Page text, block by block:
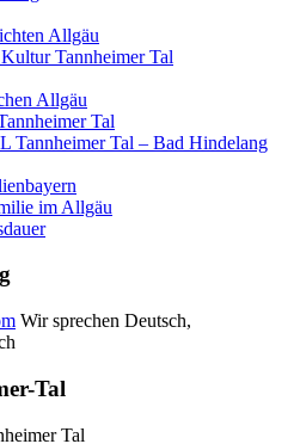
Allgäu
Tannheimer Tal
Allgäu
Tal
Tannheimer Tal – Bad Hindelang
im Allgäu
Wir sprechen Deutsch,
Tal
Tal